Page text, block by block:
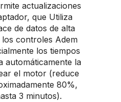
actualizaciones
que Utiliza
de datos de alta
controles Adem
los tiempos
automáticamente la
el motor (reduce
80%,
3 minutos).